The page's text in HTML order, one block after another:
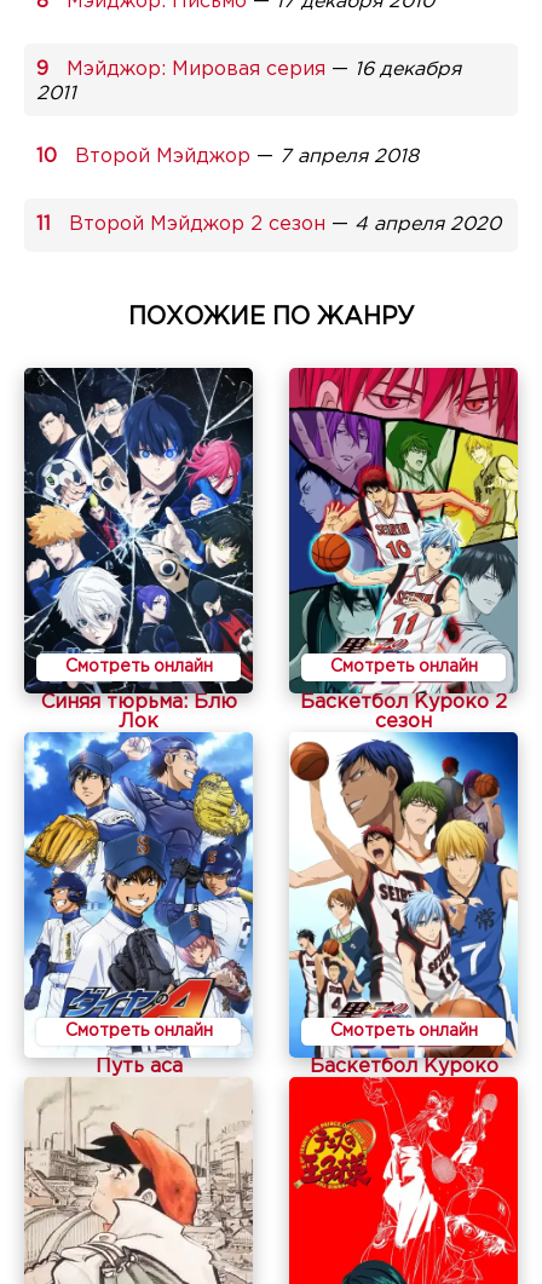
Мэйджор: Мировая серия — 16 декабря
2011
Второй Мэйджор — 7 апреля 2018
Второй Мэйджор 2 сезон — 4 апреля 2020
ПОХОЖИЕ ПО ЖАНРУ
Смотреть онлайн
Синяя тюрьма: Блю
Лок
Смотреть онлайн
Баскетбол Куроко 2
сезон
Смотреть онлайн
Путь аса
Смотреть онлайн
Баскетбол Куроко